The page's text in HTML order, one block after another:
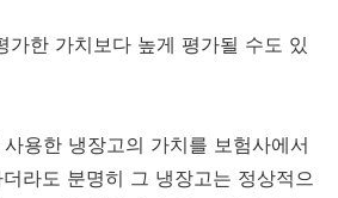
가한 가치보다 높게 평가될 수도 있
용한 냉장고의 가치를 보험사에서
라도 분명히 그 냉장고는 정상적으